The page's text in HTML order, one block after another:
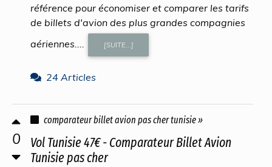
référence pour économiser et comparer les tarifs
de billets d'avion des plus grandes compagnies
aériennes....
[SUITE...]
24 Articles
0
comparateur billet avion pas cher tunisie »
Vol Tunisie 47€ - Comparateur Billet Avion
Tunisie pas cher